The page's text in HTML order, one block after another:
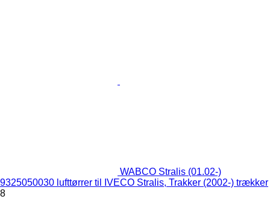
WABCO Stralis (01.02-)
9325050030 lufttørrer til IVECO Stralis, Trakker (2002-) trækker
8